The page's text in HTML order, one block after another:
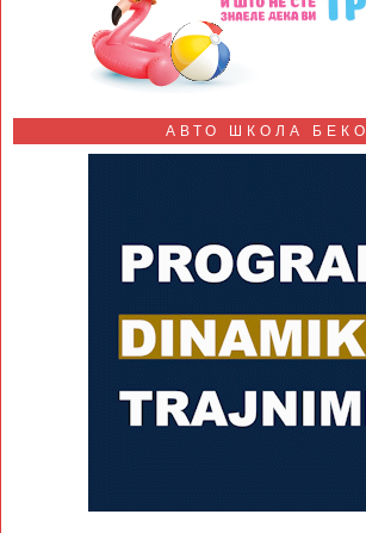
АВТО ШКОЛА БЕКО